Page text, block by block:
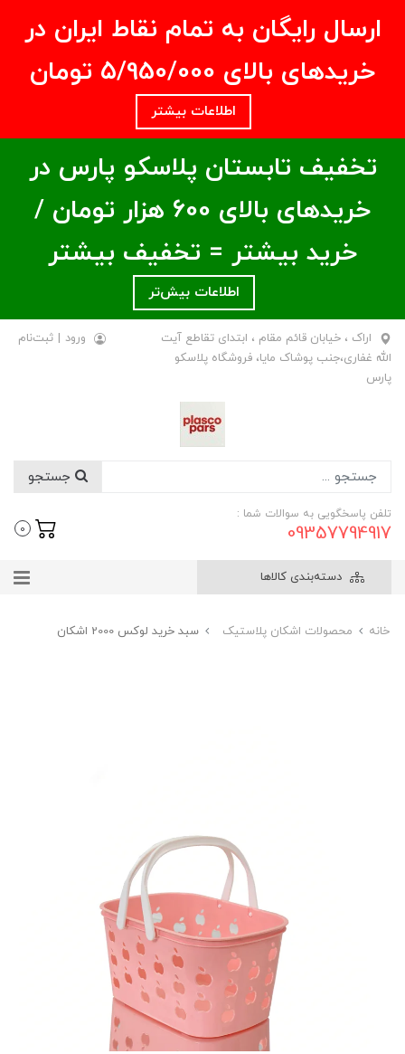
ارسال رایگان به تمام نقاط ایران در
خریدهای بالای ۵/950/000 تومان
اطلاعات بیشتر
تخفیف تابستان پلاسکو پارس در
خریدهای بالای ۶00 هزار تومان /
خرید بیشتر = تخفیف بیشتر
اطلاعات بیش‌تر
اراک ، خیابان قائم مقام ، ابتدای تقاطع آیت
الله غفاری،جنب پوشاک مایا، فروشگاه پلاسکو
پارس
ورود | ثبت‌نام
تلفن پاسخگویی به سوالات شما :
09357794917
0
دسته‌بندی کالاها
خانه محصولات اشکان پلاستیک سبد خرید لوکس 2000 اشکان